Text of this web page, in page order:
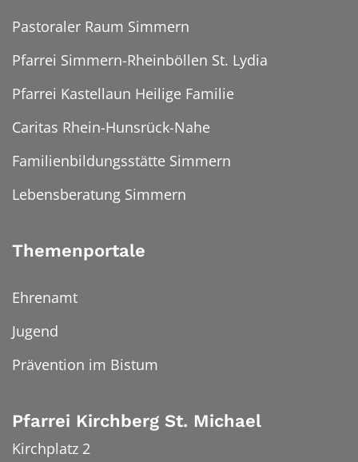
Pastoraler Raum Simmern
Pfarrei Simmern-Rheinböllen St. Lydia
Pfarrei Kastellaun Heilige Familie
Caritas Rhein-Hunsrück-Nahe
Familienbildungsstätte Simmern
Lebensberatung Simmern
Themenportale
Ehrenamt
Jugend
Prävention im Bistum
Pfarrei Kirchberg St. Michael
Kirchplatz 2